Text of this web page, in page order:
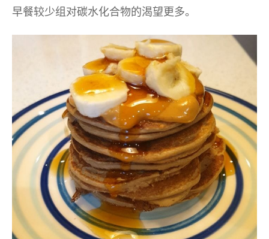
早餐较少组对碳水化合物的渴望更多。